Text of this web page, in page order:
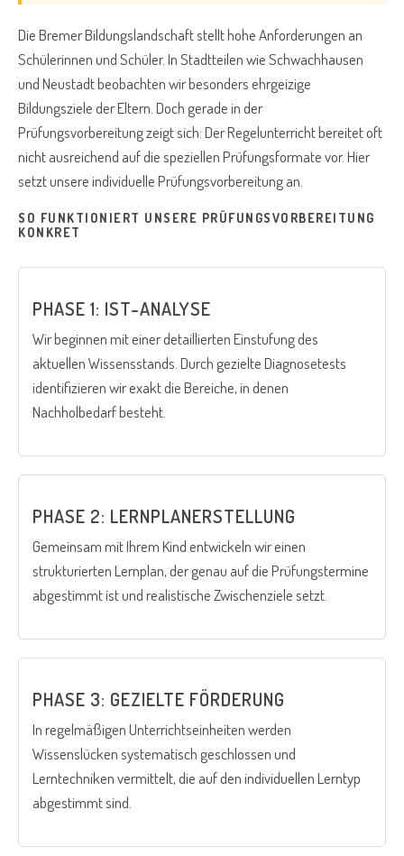
Die Bremer Bildungslandschaft stellt hohe Anforderungen an
Schülerinnen und Schüler. In Stadtteilen wie Schwachhausen
und Neustadt beobachten wir besonders ehrgeizige
Bildungsziele der Eltern. Doch gerade in der
Prüfungsvorbereitung zeigt sich: Der Regelunterricht bereitet oft
nicht ausreichend auf die speziellen Prüfungsformate vor. Hier
setzt unsere individuelle Prüfungsvorbereitung an.
SO FUNKTIONIERT UNSERE PRÜFUNGSVORBEREITUNG
KONKRET
PHASE 1: IST-ANALYSE
Wir beginnen mit einer detaillierten Einstufung des
aktuellen Wissensstands. Durch gezielte Diagnosetests
identifizieren wir exakt die Bereiche, in denen
Nachholbedarf besteht.
PHASE 2: LERNPLANERSTELLUNG
Gemeinsam mit Ihrem Kind entwickeln wir einen
strukturierten Lernplan, der genau auf die Prüfungstermine
abgestimmt ist und realistische Zwischenziele setzt.
PHASE 3: GEZIELTE FÖRDERUNG
In regelmäßigen Unterrichtseinheiten werden
Wissenslücken systematisch geschlossen und
Lerntechniken vermittelt, die auf den individuellen Lerntyp
abgestimmt sind.